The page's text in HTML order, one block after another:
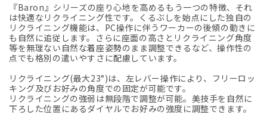
『Baron』シリーズの座り心地を高めるもう一つの特徴、それ
は快適なリクライニング性です。くるぶしを始点にした独自の
リクライニング機能は、PC操作に伴うワーカーの後傾の動きに
も自然に追従します。さらに座面の高さとリクライニング角度
等を無理ない自然な着座姿勢のまま調整できるなど、操作性の
点でも格別の遣いやすさに配慮しています。
リクライニング(最大23°)は、左レバー操作により、フリーロッ
キング及びお好みの角度での固定が可能です。
リクライニングの強弱は無段階で調整が可能。美技手を自然に
下ろした位置にあるダイヤルでお好みの強度に調整できます。